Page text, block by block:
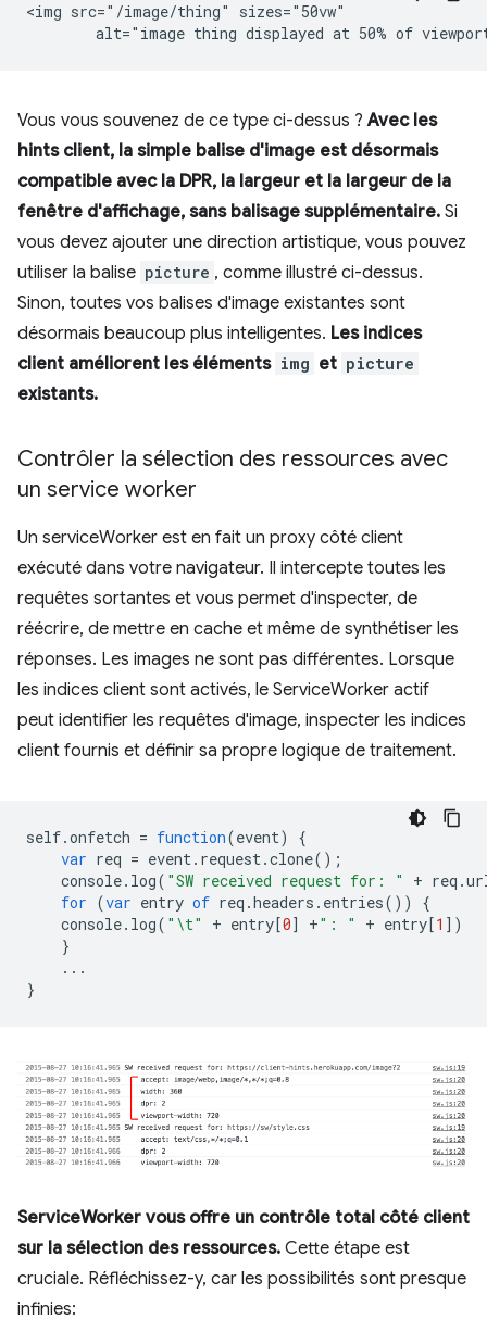
<img src="/image/thing" sizes="50vw"
Vous vous souvenez de ce type ci-dessus ?Avec les
hints client, la simple balise d'image est désormais
compatible avec la DPR, la largeur et la largeur de la
fenêtre d'affichage, sans balisage supplémentaire. Si
vous devez ajouter une direction artistique, vous pouvez
utiliser la balise picture , comme illustré ci-dessus.
Sinon, toutes vos balises d'image existantes sont
désormais beaucoup plus intelligentes. Les indices
client améliorent les éléments img et picture
existants.
Contrôler la sélection des ressources avec
un service worker
Un serviceWorker est en fait un proxy côté client
exécuté dans votre navigateur. Il intercepte toutes les
requêtes sortantes et vous permet d'inspecter, de
réécrire, de mettre en cache et même de synthétiser les
réponses. Les images ne sont pas différentes. Lorsque
les indices client sont activés, le ServiceWorker actif
peut identifier les requêtes d'image, inspecter les indices
client fournis et définir sa propre logique de traitement.
self.onfetch = function(event)
{
var req = event. request.clone();
console. log( "SW received request for: " + req .
for (var entry of req .headers . entries())
{
console. log( "\t" + entry [0] +": " + entry [1 ])
}
...
}
ServiceWorker vous offre un contrôle total côté client
sur la sélection des ressources. Cette étape est
cruciale. Réfléchissez-y, car les possibilités sont presque
infinies: